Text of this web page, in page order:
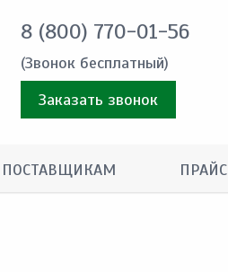
8 (800) 770-01-56
(Звонок бесплатный)
Заказать звонок
ПОСТАВЩИКАМ ПРАЙС